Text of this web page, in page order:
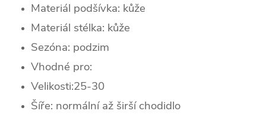
Materiál podšívka: kůže
Materiál stélka: kůže
Sezóna: podzim
Vhodné pro:
Velikosti:25-30
Šíře: normální až širší chodidlo